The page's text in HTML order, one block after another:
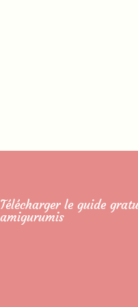
Télécharger le guide
amigurumis